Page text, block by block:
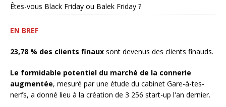
Êtes-vous Black Friday ou Balek Friday ?
EN BREF
23,78 % des clients finaux sont devenus des clients finauds.
Le formidable potentiel du marché de la connerie
augmentée, mesuré par une étude du cabinet Gare-à-tes-
nerfs, a donné lieu à la création de 3 256 start-up l'an dernier.